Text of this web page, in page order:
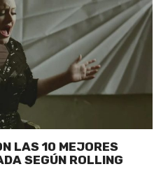
LAS 10 MEJORES
SEGÚN ROLLING